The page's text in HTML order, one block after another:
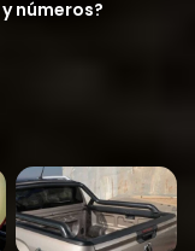
números?